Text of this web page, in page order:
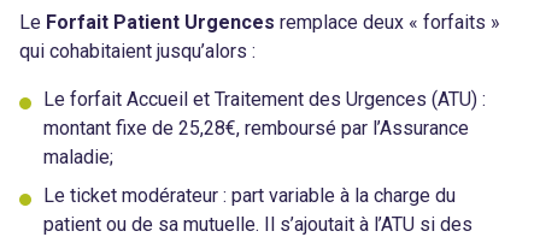
Le Forfait Patient Urgences remplace deux « forfaits »
qui cohabitaient jusqu’alors :
Le forfait Accueil et Traitement des Urgences (ATU) :
montant fixe de 25,28€, remboursé par l’Assurance
maladie;
Le ticket modérateur : part variable à la charge du
patient ou de sa mutuelle. Il s’ajoutait à l’ATU si des